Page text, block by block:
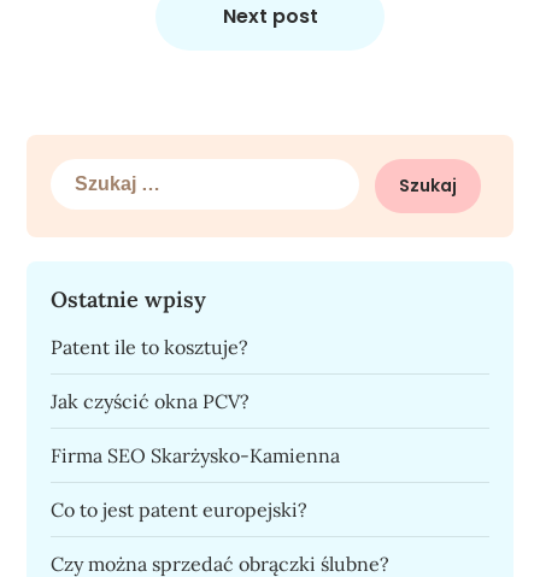
Next post
Szukaj:
Ostatnie wpisy
Patent ile to kosztuje?
Jak czyścić okna PCV?
Firma SEO Skarżysko-Kamienna
Co to jest patent europejski?
Czy można sprzedać obrączki ślubne?